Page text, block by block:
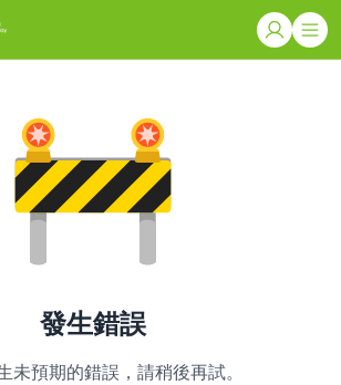
發生錯誤
未預期的錯誤，請稍後再試。